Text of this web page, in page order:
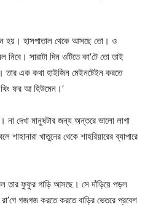
হয়। হাসপাতাল থেকে আসছে তো। ও
সারাটা দিন ওটিতে কা’টে তো তাই
তার এক কথা হাইজিন মেইনটেইন করতে
থিং ফর আ হিউমেন।’
না দেখা মানুষটার জন্য অন্তরে ভালো লাগা
খাতুনের থেকে শাহরিয়ারের ব্যাপারে
তার ফুফুর গাড়ি আসছে। সে দাঁড়িয়ে পড়ল
গজগজ করতে করতে বাড়ির ভেতরে প্রবেশ